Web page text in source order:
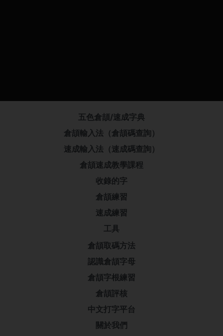
五色倉頡/速成字典
倉頡輸入法（倉頡碼查詢）
速成輸入法（速成碼查詢）
倉頡速成教學課程
收錄的字
倉頡練習
速成練習
工具
倉頡取碼方法
認識倉頡字母
倉頡字根練習
倉頡評核
中文打字平台
關於我們